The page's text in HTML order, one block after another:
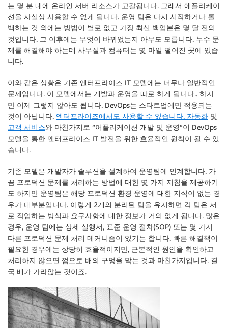
는 몇 분 내에 온라인 서버 리소스가 고갈됩니다. 그래서 애플리케이
션을 사실상 사용할 수 없게 됩니다. 운영 팀은 다시 시작하거나 롤
백하는 것 외에는 방법이 별로 없고 가장 최신 백업본은 몇 달 전의
것입니다. 그 이후에는 무엇이 바뀌었는지 아무도 모릅니다. 누수 문
제를 해결해야 하는데 사무실과 컴퓨터는 몇 마일 떨어진 곳에 있습
니다.
이와 같은 상황은 기존 엔터프라이즈 IT 모델에는 너무나 일반적인
문제입니다. 이 모델에서는 개발과 운영을 따로 하게 됩니다.. 하지
만 이제 그렇지 않아도 됩니다. DevOps는 스타트업에만 적용되는
것이 아닙니다. 엔터프라이즈에서도 사용할 수 있습니다. 자동화 및
고객 서비스와 마찬가지로 “어플리케이션 개발 및 운영”이 DevOps
모델을 통한 엔터프라이즈 IT 발전을 위한 효율적인 원칙이 될 수 있
습니다.
기존 모델은 개발자가 솔루션을 설계하여 운영팀에 인계합니다. 가
끔 프로덕션 문제를 처리하는 방법에 대한 몇 가지 지침을 제공하기
도 하지만 운영팀은 해당 프로덕션 환경 운영에 대한 지식이 없는 경
우가 대부분입니다. 이렇게 2개의 분리된 팀을 유지하면 각 팀은 서
로 작업하는 방식과 요구사항에 대한 정보가 거의 없게 됩니다. 많은
경우, 운영 팀에는 상세 실행서, 표준 운영 절차(SOP) 또는 몇 가지
다른 프로덕션 문제 처리 메커니즘이 있기는 합니다. 빠른 해결책이
필요한 경우에는 상당히 효율적이지만, 근본적인 원인을 확인하고
처리하지 않으면 껌으로 배의 구멍을 막는 것과 마찬가지입니다. 결
국 배가 가라앉는 것이죠.